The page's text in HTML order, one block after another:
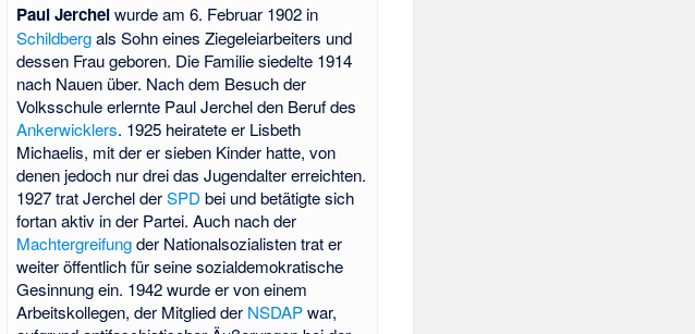
Paul Jerchelwurde am 6. Februar 1902 in
Schildbergals Sohn eines Ziegeleiarbeiters und
dessen Frau geboren. Die Familie siedelte 1914
nach Nauen über. Nach dem Besuch der
Volksschule erlernte Paul Jerchel den Beruf des
Ankerwicklers. 1925 heiratete er Lisbeth
Michaelis, mit der er sieben Kinder hatte, von
denen jedoch nur drei das Jugendalter erreichten.
1927 trat Jerchel derSPD bei und betätigte sich
fortan aktiv in der Partei. Auch nach der
Machtergreifungder Nationalsozialisten trat er
weiter öffentlich für seine sozialdemokratische
Gesinnung ein. 1942 wurde er von einem
Arbeitskollegen, der Mitglied der NSDAPwar,